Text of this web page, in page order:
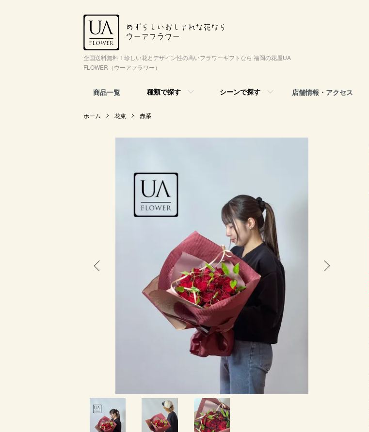
全国送料無料！珍しい花とデザイン性の高いフラワーギフトなら 福岡の花屋UA
FLOWER（ウーアフラワー）
商品一覧 種類で探す シーンで探す 店舗情報・アクセス
ホーム 花束 赤系